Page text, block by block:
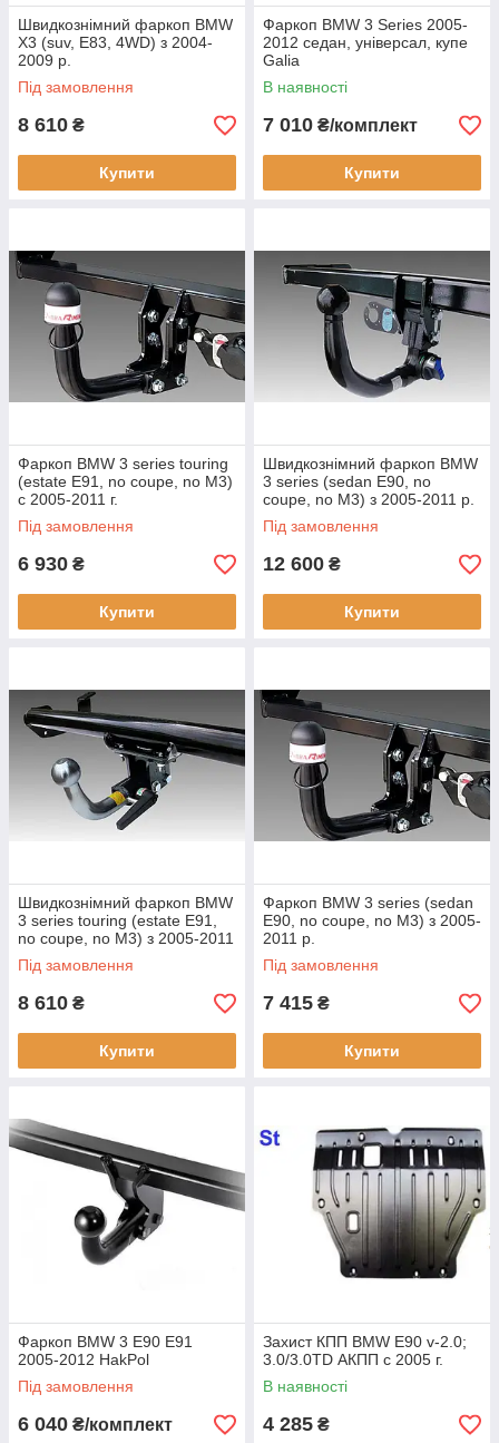
Швидкознімний фаркоп BMW
X3 (suv, E83, 4WD) з 2004-
2009 р.
Під замовлення
8 610 ₴
Купити
Фаркоп BMW 3 Series 2005-
2012 седан, універсал, купе
Galia
В наявності
7 010 ₴/комплект
Купити
Фаркоп BMW 3 series touring
(estate E91, no coupe, no M3)
с 2005-2011 г.
Під замовлення
6 930 ₴
Купити
Швидкознімний фаркоп BMW
3 series (sedan E90, no
coupe, no M3) з 2005-2011 р.
Під замовлення
12 600 ₴
Купити
Швидкознімний фаркоп BMW
3 series touring (estate E91,
no coupe, no M3) з 2005-2011
р.
Під замовлення
8 610 ₴
Купити
Фаркоп BMW 3 series (sedan
E90, no coupe, no M3) з 2005-
2011 р.
Під замовлення
7 415 ₴
Купити
Фаркоп BMW 3 E90 E91
2005-2012 HakPol
Під замовлення
6 040 ₴/комплект
Захист КПП BMW E90 v-2.0;
3.0/3.0TD АКПП с 2005 г.
В наявності
4 285 ₴